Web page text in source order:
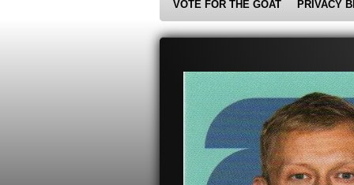
VOTE FOR THE GOAT
PRIVACY